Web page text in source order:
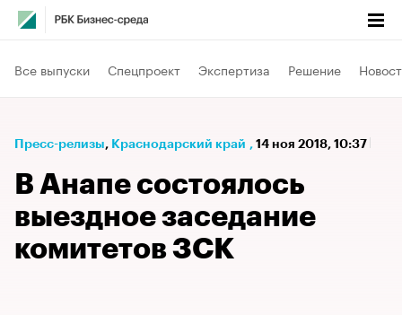
Все выпуски Спецпроект Экспертиза Решение
Пресс-релизы⁠, Краснодарский край , 14 ноя 2018, 10:37
В Анапе состоялось
выездное заседание
комитетов ЗСК